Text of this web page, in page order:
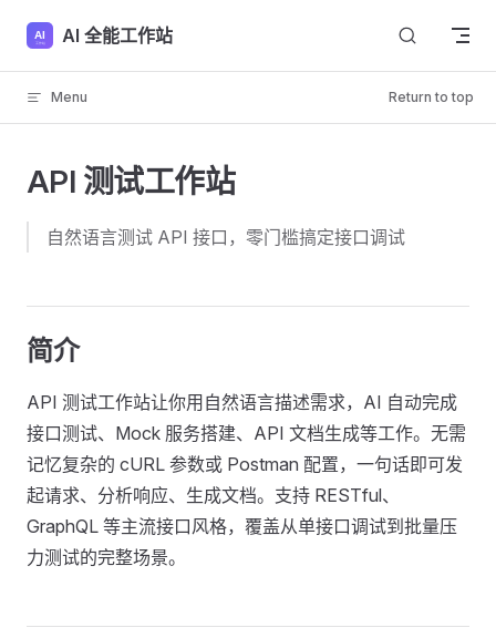
Skip to content
AI 全能工作站
Menu Return to top
API 测试工作站
自然语言测试 API 接口，零门槛搞定接口调试
简介
API 测试工作站让你用自然语言描述需求，AI 自动完成
接口测试、Mock 服务搭建、API 文档生成等工作。无需
记忆复杂的 cURL 参数或 Postman 配置，一句话即可发
起请求、分析响应、生成文档。支持 RESTful、
GraphQL 等主流接口风格，覆盖从单接口调试到批量压
力测试的完整场景。